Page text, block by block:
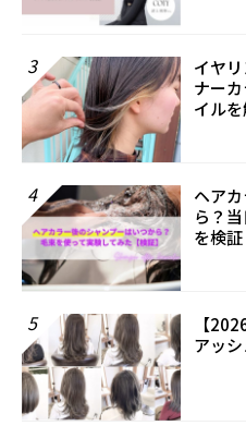
3
イヤ
ナー
イル
4
ヘア
ら？
を検証
5
【
アッ